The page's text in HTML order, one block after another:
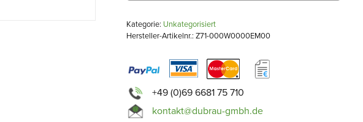
Kategorie: Unkategorisiert
Hersteller-Artikelnr.: Z71-000W0000EM00
+49 (0)69 6681 75 710
kontakt@dubrau-gmbh.de